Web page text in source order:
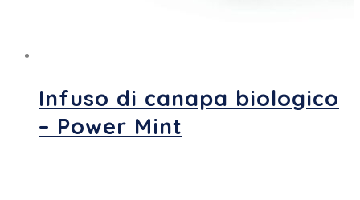
Infuso di canapa biologico
– Power Mint